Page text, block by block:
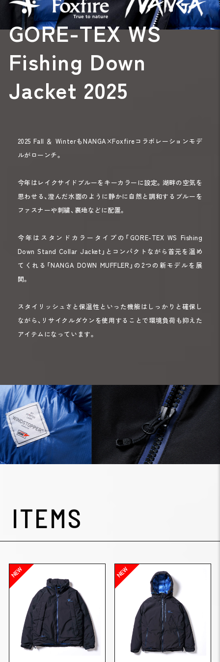
GORE-TEX WS
Fishing Down
Jacket 2025
2025 Fall ＆ WinterもNANGA×Foxfireコラボレーションモデ
ルがローンチ。
今年はレイクサイドブルーをキーカラーに設定。湖畔の空気を
思わせる、澄んだ水面のように静かに自然と調和するブルーを
ファスナーや刺繍、裏地などに配置。
今年はスタンドカラータイプの「GORE-TEX WS Fishing
Down Stand Collar Jacket」とコンパクトながら首元を温め
てくれる「NANGA DOWN MUFFLER」の2つの新モデルを展
開。
スタイリッシュさと保温性といった機能はしっかりと確保し
ながら、リサイクルダウンを使用することで環境負荷も抑えた
アイテムになっています。
ITEMS